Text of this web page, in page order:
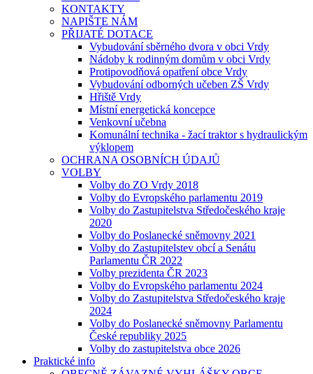
KONTAKTY
NAPIŠTE NÁM
PŘIJATÉ DOTACE
Vybudování sběrného dvora v obci Vrdy
Nádoby k rodinným domům v obci Vrdy
Protipovodňová opatření obce Vrdy
Vybudování odborných učeben ZŠ Vrdy
Hřiště Vrdy
Místní energetická koncepce
Venkovní učebna
Komunální technika - žací traktor s hydraulickým
výklopem
OCHRANA OSOBNÍCH ÚDAJŮ
VOLBY
Volby do ZO Vrdy 2018
Volby do Evropského parlamentu 2019
Volby do Zastupitelstva Středočeského kraje
2020
Volby do Poslanecké sněmovny 2021
Volby do Zastupitelstev obcí a Senátu
Parlamentu ČR 2022
Volby prezidenta ČR 2023
Volby do Evropského parlamentu 2024
Volby do Zastupitelstva Středočeského kraje
2024
Volby do Poslanecké sněmovny Parlamentu
České republiky 2025
Volby do zastupitelstva obce 2026
Praktické info